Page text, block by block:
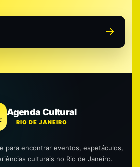
Agenda Cultural
RIO DE JANEIRO
para encontrar eventos, espetáculos,
culturais no Rio de Janeiro.